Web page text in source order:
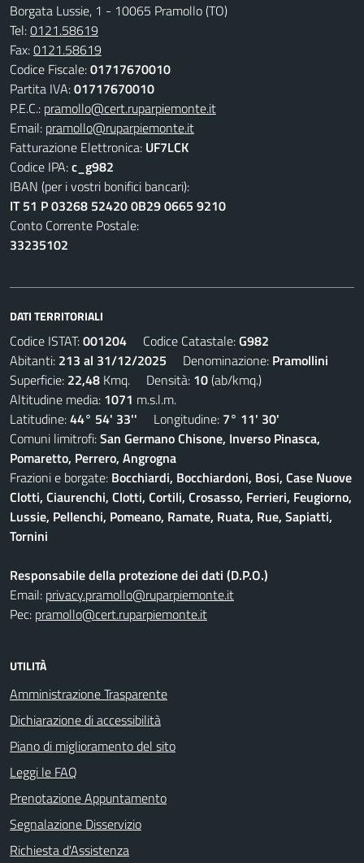
Borgata Lussie, 1 - 10065 Pramollo (TO)
Tel:0121.58619
Fax:0121.58619
Codice Fiscale:01717670010
Partita IVA:01717670010
P.E.C.: pramollo@cert.ruparpiemonte.it
Email: pramollo@ruparpiemonte.it
Fatturazione Elettronica: UF7LCK
Codice IPA:c_g982
IBAN (per i vostri bonifici bancari):
IT 51 P 03268 52420 0B29 0665 9210
Conto Corrente Postale:
33235102
DATI TERRITORIALI
Codice ISTAT:001204 Codice Catastale:G982
Abitanti: 213 al 31/12/2025 Denominazione: Pramollini
Superficie: 22,48 Kmq. Densità: 10(ab/kmq.)
Altitudine media: 1071 m.s.l.m.
Latitudine:44° 54' 33'' Longitudine: 7° 11' 30'
Comuni limitrofi:San Germano Chisone, Inverso Pinasca,
Pomaretto, Perrero, Angrogna
Frazioni e borgate: Bocchiardi, Bocchiardoni, Bosi, Case Nuove
Clotti, Ciaurenchi, Clotti, Cortili, Crosasso, Ferrieri, Feugiorno,
Lussie, Pellenchi, Pomeano, Ramate, Ruata, Rue, Sapiatti,
Tornini
Responsabile della protezione dei dati (D.P.O.)
Email: privacy.pramollo@ruparpiemonte.it
Pec: pramollo@cert.ruparpiemonte.it
UTILITÀ
Amministrazione Trasparente
Dichiarazione di accessibilità
Piano di miglioramento del sito
Leggi le FAQ
Prenotazione Appuntamento
Segnalazione Disservizio
Richiesta d'Assistenza